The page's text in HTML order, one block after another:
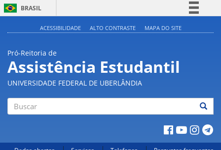
BRASIL
Acesso à informação
Legislação
Canais
ACESSIBILIDADE ALTO CONTRASTE MAPA DO SITE
Pró-Reitoria de
Assistência Estudantil
UNIVERSIDADE FEDERAL DE UBERLÂNDIA